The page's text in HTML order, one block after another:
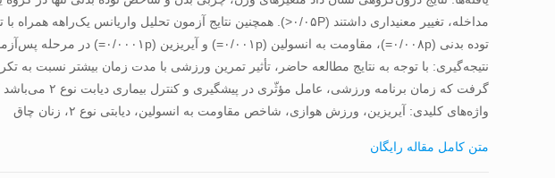
توده بدنی (۰/۰۰۸p=)، مقاومت به انسولین (۰/۰۰۱p=) و آیریزین (۰/۰۰۰۱p=) در مرحله پس‌آزمون بین گروه‌های مختلف مطالعه بود.
گرفت که زمان برنامه ورزشی، عامل مؤثّری در پیشگیری و کنترل بیماری دیابت نوع ۲ می‌باشد که باید در طراحی و برنامه‌ریزی ورزشی مورد توجه قرار گیرد.
واژه‌های کلیدی: آیریزین، ورزش هوازی، شاخص مقاومت به انسولین، دیابتی نوع ۲، زنان چاق
متن کامل مقاله رایگان